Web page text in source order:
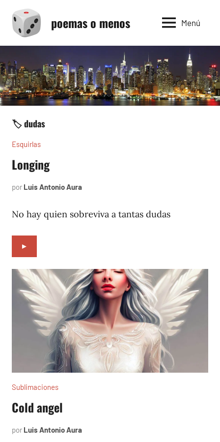
contenido
poemas o menos Menú
🏷️ dudas
Esquirlas
Longing
por Luis Antonio Aura
2023
No hay quien sobreviva a tantas dudas
►
Sublimaciones
Cold angel
por Luis Antonio Aura